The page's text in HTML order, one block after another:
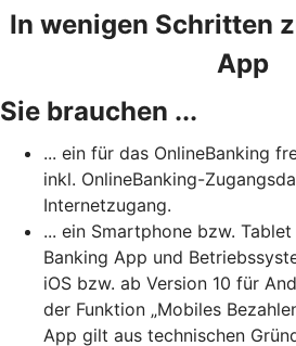
In wenigen Schritten
App
Sie brauchen ...
... ein für das OnlineBanking
inkl. OnlineBanking-
Internetzugang.
... ein Smartphone bzw.
Banking App und
iOS bzw. ab Version 10 für
der Funktion „Mobiles
App gilt aus technischen